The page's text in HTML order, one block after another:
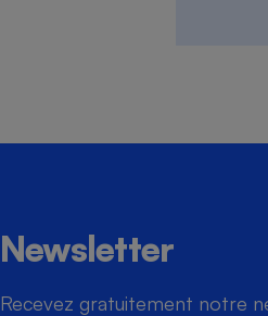
Newsletter
Recevez gratuitement notre